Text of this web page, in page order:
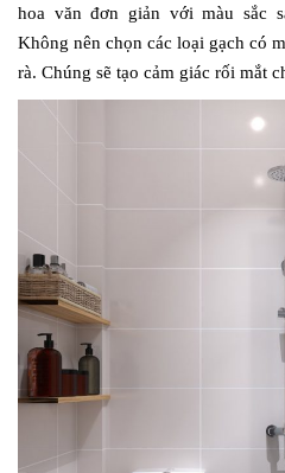
hoa văn đơn giản với màu sắc
Không nên chọn các loại gạch có
rà. Chúng sẽ tạo cảm giác rối mắt